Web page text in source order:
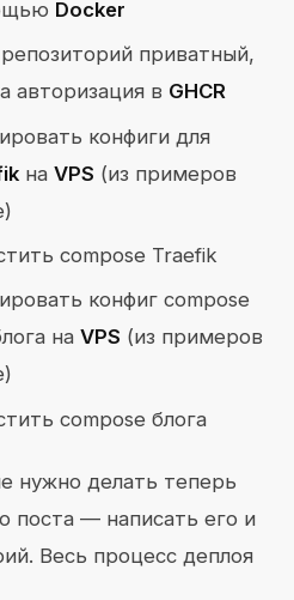
Docker
приватный,
авторизация в GHCR
конфиги для
на VPS (из примеров
compose Traefik
конфиг compose
на VPS (из примеров
compose блога
нужно делать теперь
поста — написать его и
Весь процесс деплоя